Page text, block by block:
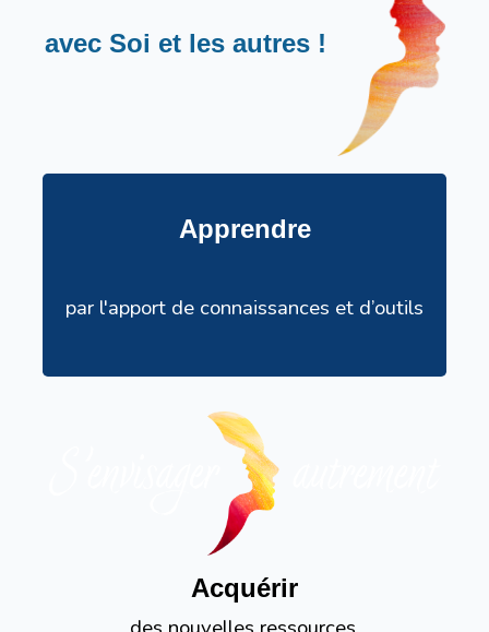
avec Soi et les autres !
Apprendre
par l'apport de connaissances et d’outils
Acquérir